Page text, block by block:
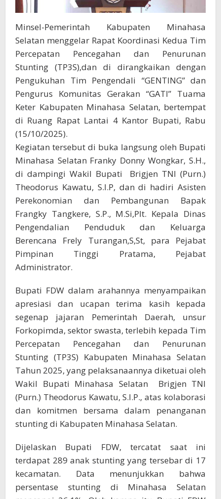
Minsel-Pemerintah Kabupaten Minahasa
Selatan menggelar Rapat Koordinasi Kedua Tim
Percepatan Pencegahan dan Penurunan
Stunting (TP3S),dan di dirangkaikan dengan
Pengukuhan Tim Pengendali “GENTING” dan
Pengurus Komunitas Gerakan “GATI” Tuama
Keter Kabupaten Minahasa Selatan, bertempat
di Ruang Rapat Lantai 4 Kantor Bupati, Rabu
(15/10/2025).
Kegiatan tersebut di buka langsung oleh Bupati
Minahasa Selatan Franky Donny Wongkar, S.H.,
di dampingi Wakil Bupati Brigjen TNI (Purn.)
Theodorus Kawatu, S.I.P, dan di hadiri Asisten
Perekonomian dan Pembangunan Bapak
Frangky Tangkere, S.P., M.Si,Plt. Kepala Dinas
Pengendalian Penduduk dan Keluarga
Berencana Frely Turangan,S,St, para Pejabat
Pimpinan Tinggi Pratama, Pejabat
Administrator.
Bupati FDW dalam arahannya menyampaikan
apresiasi dan ucapan terima kasih kepada
segenap jajaran Pemerintah Daerah, unsur
Forkopimda, sektor swasta, terlebih kepada Tim
Percepatan Pencegahan dan Penurunan
Stunting (TP3S) Kabupaten Minahasa Selatan
Tahun 2025, yang pelaksanaannya diketuai oleh
Wakil Bupati Minahasa Selatan Brigjen TNI
(Purn.) Theodorus Kawatu, S.I.P., atas kolaborasi
dan komitmen bersama dalam penanganan
stunting di Kabupaten Minahasa Selatan.
Dijelaskan Bupati FDW, tercatat saat ini
terdapat 289 anak stunting yang tersebar di 17
kecamatan. Data menunjukkan bahwa
persentase stunting di Minahasa Selatan